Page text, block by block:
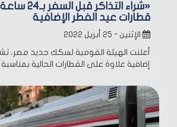
«شراء
قطارات عيد الفطر الإضافية
الإثنين - ٢٥ أبريل ٢٠٢٢
أعلنت الهيئة القومية لسكك حديد مصر،
إضافية علاوة على القطارات الحالية